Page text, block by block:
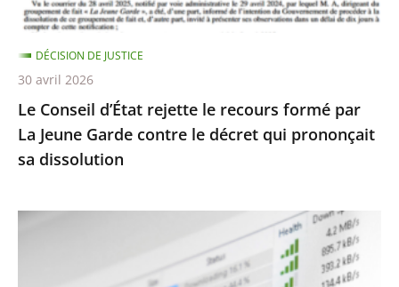
La
Jeune
Garde
contre
le
décret
qui
sa
Le Conseil d’État rejette le recours formé par
La Jeune Garde contre le décret qui prononçait
sa dissolution
DÉCISION DE JUSTICE
30 avril 2026
Protection